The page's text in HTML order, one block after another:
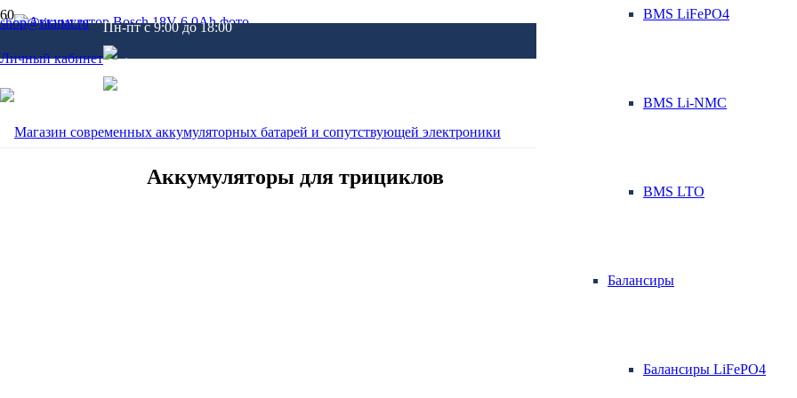
shop@titanat.ru
Личный кабинет
Пн-пт c 9:00 до 18:00
BMS LiFePO4
BMS Li-NMC
BMS LTO
Балансиры
Балансиры LiFePO4
31 Окт 2020
Аккумуляторы для трициклов
Аккумуляторы для
Аккумуляторы для